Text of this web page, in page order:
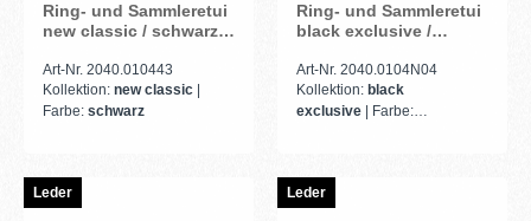
Ring- und Sammleretui
new classic / schwarz
Art-Nr. 2040.010443
Kollektion: new classic
Farbe: schwarz
Ring- und Sammleretui
black exclusive /
Art-Nr. 2040.0104N04
Kollektion: black
exclusive
| Farbe:
Leder Leder